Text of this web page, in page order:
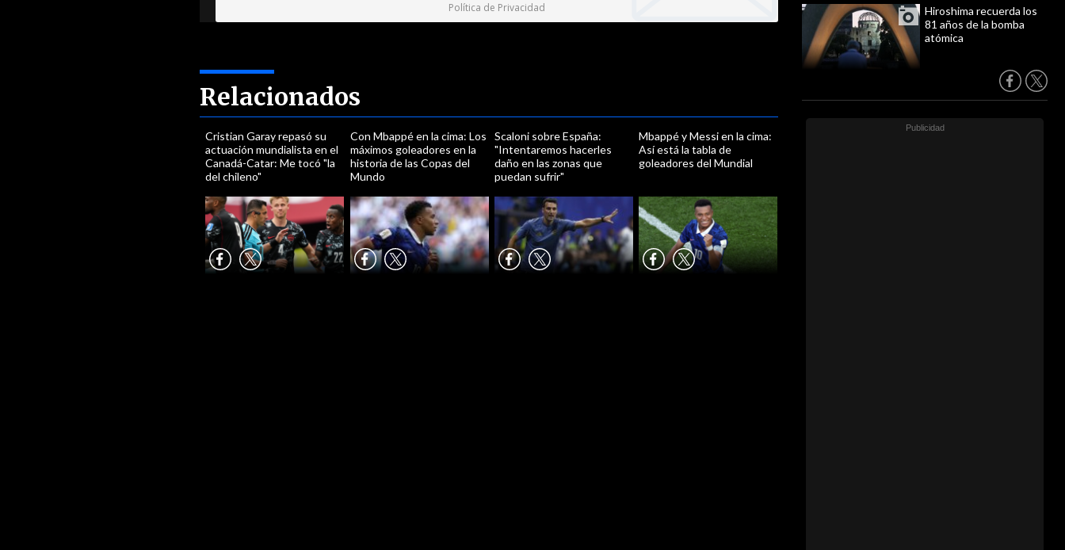
Hiroshima recuerda los
81 años de la bomba
atómica
Política de Privacidad
Relacionados
Cristian Garay repasó su
actuación mundialista en el
Canadá-Catar: Me tocó "la
del chileno"
Con Mbappé en la cima: Los
máximos goleadores en la
historia de las Copas del
Mundo
Scaloni sobre España:
"Intentaremos hacerles
daño en las zonas que
puedan sufrir"
Mbappé y Messi en la cima:
Así está la tabla de
goleadores del Mundial